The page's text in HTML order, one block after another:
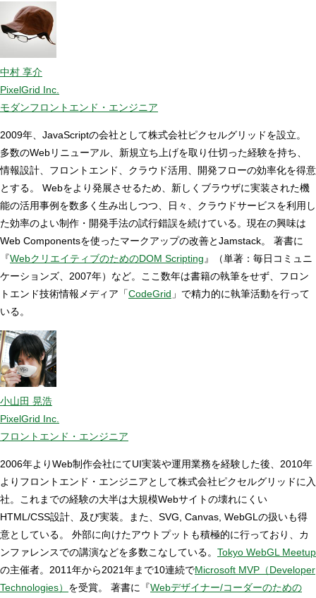
中村 享介
PixelGrid Inc.
モダンフロントエンド・エンジニア
2009年、JavaScriptの会社として株式会社ピクセルグリッドを設立。
多数のWebリニューアル、新規立ち上げを取り仕切った経験を持ち、
情報設計、フロントエンド、クラウド活用、開発フローの効率化を得意
とする。 Webをより発展させるため、新しくブラウザに実装された機
能の活用事例を数多く生み出しつつ、日々、クラウドサービスを利用し
た効率のよい制作・開発手法の試行錯誤を続けている。現在の興味は
Web Componentsを使ったマークアップの改善とJamstack。 著書に
『WebクリエイティブのためのDOM Scripting 』（単著：毎日コミュニ
ケーションズ、2007年）など。ここ数年は書籍の執筆をせず、フロン
トエンド技術情報メディア「CodeGrid 」で精力的に執筆活動を行って
いる。
小山田 晃浩
PixelGrid Inc.
フロントエンド・エンジニア
2006年よりWeb制作会社にてUI実装や運用業務を経験した後、2010年
よりフロントエンド・エンジニアとして株式会社ピクセルグリッドに入
社。これまでの経験の大半は大規模Webサイトの壊れにくい
HTML/CSS設計、及び実装。また、SVG, Canvas, WebGLの扱いも得
意としている。 外部に向けたアウトプットも積極的に行っており、カ
ンファレンスでの講演などを多数こなしている。 Tokyo WebGL Meetup
の主催者。2011年から2021年まで10連続でMicrosoft MVP（Developer
Technologies） を受賞。 著書に『Webデザイナー/コーダーのための